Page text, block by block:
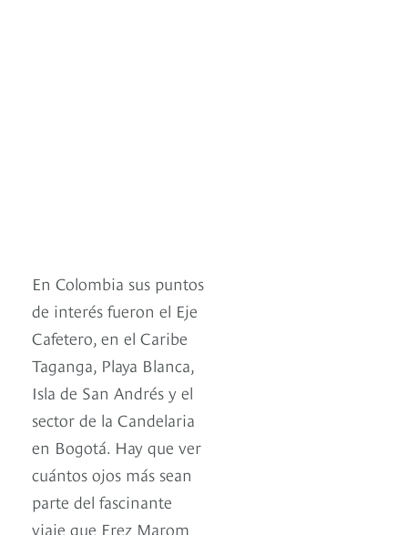
En Colombia sus puntos
de interés fueron el Eje
Cafetero, en el Caribe
Taganga, Playa Blanca,
Isla de San Andrés y el
sector de la Candelaria
en Bogotá. Hay que ver
cuántos ojos más sean
parte del fascinante
viaje que Erez Marom